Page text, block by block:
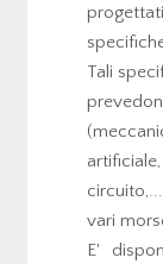
Tali
vari
E'